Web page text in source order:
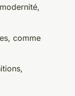
comme